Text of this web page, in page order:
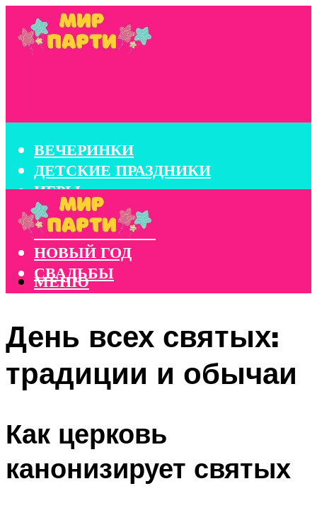
ВЕЧЕРИНКИ
ДЕТСКИЕ ПРАЗДНИКИ
ИГРЫ
КОНКУРСЫ
КОРПОРАТИВЫ
НОВЫЙ ГОД
СВАДЬБЫ
МЕНЮ
День всех святых:
традиции и обычаи
Как церковь
канонизирует святых